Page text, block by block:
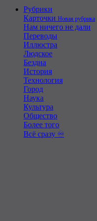
Рубрики
Карточки Новая рубрика
Нам ничего не дали
Переводы
Иллюстра
Людское
Бездна
История
Технология
Город
Наука
Культура
Общество
Более того
Всё сразу ♾️